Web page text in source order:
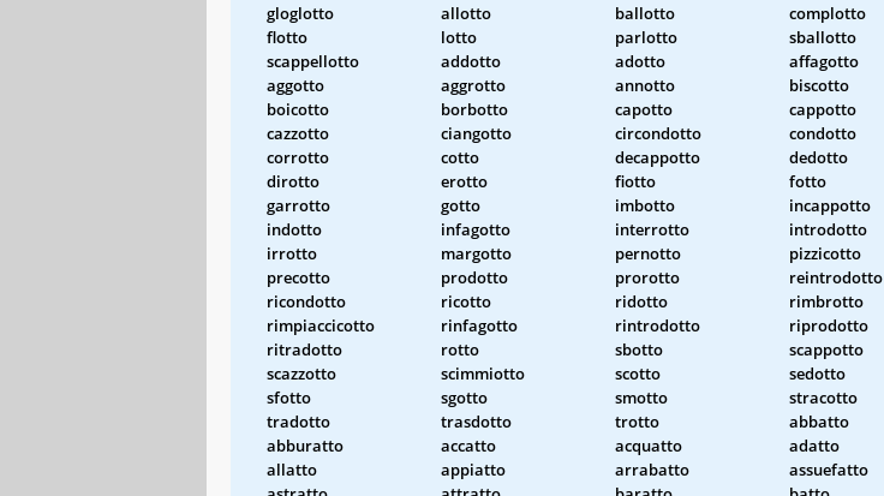
gloglotto allotto ballotto
complotto
flotto
lotto parlotto
sballotto
scappellotto
addotto adotto
affagotto
aggotto
aggrotto annotto
biscotto
boicotto
borbotto capotto
cappotto
cazzotto
ciangotto circondotto
condotto
corrotto
cotto decappotto
dedotto
dirotto
erotto fiotto
fotto
garrotto
gotto imbotto
incappotto
indotto
infagotto interrotto
introdotto
irrotto
margotto pernotto
pizzicotto
precotto
prodotto prorotto
reintrodotto
ricondotto
ricotto ridotto
rimbrotto
rimpiaccicotto
rinfagotto rintrodotto
riprodotto
ritradotto
rotto sbotto
scappotto
scazzotto
scimmiotto scotto
sedotto
sfotto
sgotto smotto
stracotto
tradotto
trasdotto trotto
abbatto
abburatto
accatto acquatto
adatto
allatto
appiatto arrabatto
assuefatto